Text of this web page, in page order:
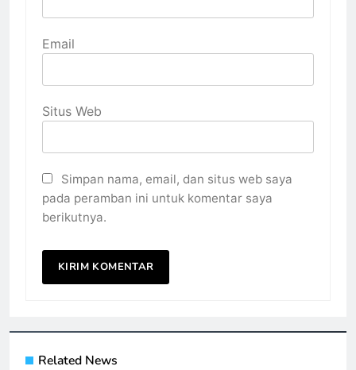
Email
Situs Web
Simpan nama, email, dan situs web saya
pada peramban ini untuk komentar saya
berikutnya.
Related News